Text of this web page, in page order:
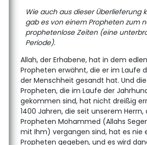
Wie auch aus dieser Überlieferung
gab es von einem Propheten zum
prophetenlose Zeiten (eine
Periode).
Allah, der Erhabene, hat in dem
Propheten erwähnt, die er im Laufe
der Menschheit gesandt hat. Und
Propheten, die im Laufe der
gekommen sind, hat nicht dreißig
1400 Jahren, die seit unserem Herrn,
Propheten Mohammed (Allahs
mit Ihm) vergangen sind, hat es nie
Propheten gegeben, und es wird